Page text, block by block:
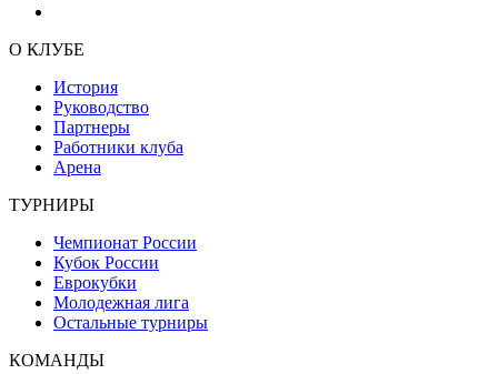
О КЛУБЕ
История
Руководство
Партнеры
Работники клуба
Арена
ТУРНИРЫ
Чемпионат России
Кубок России
Еврокубки
Молодежная лига
Остальные турниры
КОМАНДЫ